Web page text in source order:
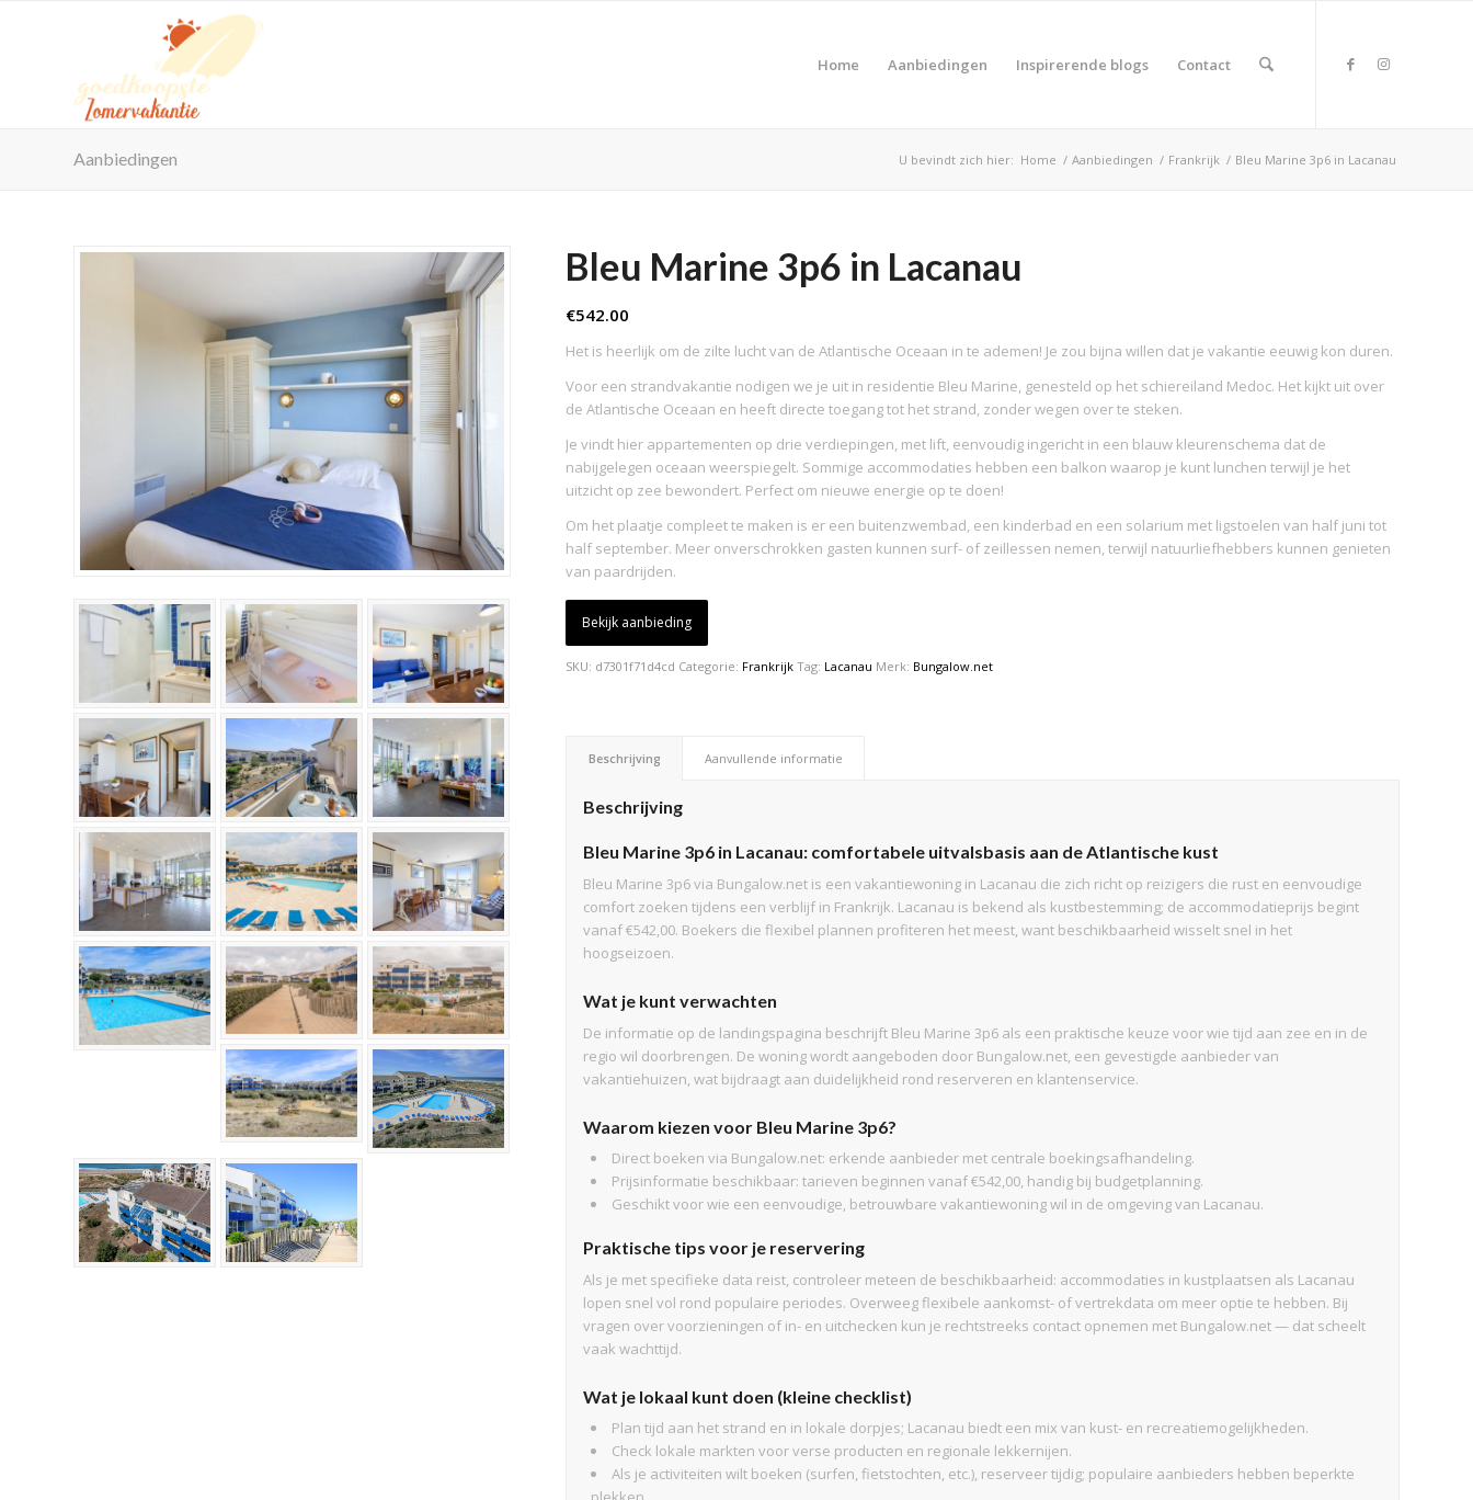
Home Aanbiedingen Inspirerende blogs Contact
Aanbiedingen U bevindt zich hier: Home / Aanbiedingen / Frankrijk / Bleu Marine 3p6 in Lacanau
Bleu Marine 3p6 in Lacanau
€542.00
Het is heerlijk om de zilte lucht van de Atlantische Oceaan in te ademen! Je zou bijna willen dat je vakantie eeuwig kon duren.
Voor een strandvakantie nodigen we je uit in residentie Bleu Marine, genesteld op het schiereiland Medoc. Het kijkt uit over
de Atlantische Oceaan en heeft directe toegang tot het strand, zonder wegen over te steken.
Je vindt hier appartementen op drie verdiepingen, met lift, eenvoudig ingericht in een blauw kleurenschema dat de
nabijgelegen oceaan weerspiegelt. Sommige accommodaties hebben een balkon waarop je kunt lunchen terwijl je het
uitzicht op zee bewondert. Perfect om nieuwe energie op te doen!
Om het plaatje compleet te maken is er een buitenzwembad, een kinderbad en een solarium met ligstoelen van half juni tot
half september. Meer onverschrokken gasten kunnen surf- of zeillessen nemen, terwijl natuurliefhebbers kunnen genieten
van paardrijden.
Bekijk aanbieding
SKU: d7301f71d4cd Categorie: Frankrijk Tag: Lacanau Merk: Bungalow.net
Beschrijving Aanvullende informatie
Beschrijving
Bleu Marine 3p6 in Lacanau: comfortabele uitvalsbasis aan de Atlantische kust
Bleu Marine 3p6 via Bungalow.net is een vakantiewoning in Lacanau die zich richt op reizigers die rust en eenvoudige
comfort zoeken tijdens een verblijf in Frankrijk. Lacanau is bekend als kustbestemming; de accommodatieprijs begint
vanaf €542,00. Boekers die flexibel plannen profiteren het meest, want beschikbaarheid wisselt snel in het
hoogseizoen.
Wat je kunt verwachten
De informatie op de landingspagina beschrijft Bleu Marine 3p6 als een praktische keuze voor wie tijd aan zee en in de
regio wil doorbrengen. De woning wordt aangeboden door Bungalow.net, een gevestigde aanbieder van
vakantiehuizen, wat bijdraagt aan duidelijkheid rond reserveren en klantenservice.
Waarom kiezen voor Bleu Marine 3p6?
Direct boeken via Bungalow.net: erkende aanbieder met centrale boekingsafhandeling.
Prijsinformatie beschikbaar: tarieven beginnen vanaf €542,00, handig bij budgetplanning.
Geschikt voor wie een eenvoudige, betrouwbare vakantiewoning wil in de omgeving van Lacanau.
Praktische tips voor je reservering
Als je met specifieke data reist, controleer meteen de beschikbaarheid: accommodaties in kustplaatsen als Lacanau
lopen snel vol rond populaire periodes. Overweeg flexibele aankomst- of vertrekdata om meer optie te hebben. Bij
vragen over voorzieningen of in- en uitchecken kun je rechtstreeks contact opnemen met Bungalow.net — dat scheelt
vaak wachttijd.
Wat je lokaal kunt doen (kleine checklist)
Plan tijd aan het strand en in lokale dorpjes; Lacanau biedt een mix van kust- en recreatiemogelijkheden.
Check lokale markten voor verse producten en regionale lekkernijen.
Als je activiteiten wilt boeken (surfen, fietstochten, etc.), reserveer tijdig; populaire aanbieders hebben beperkte